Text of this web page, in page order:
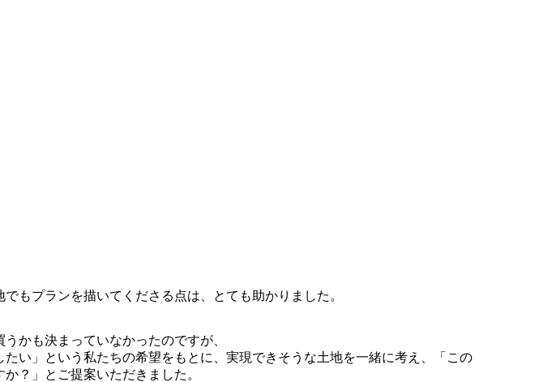
でもプランを描いてくださる点は、とても助かりました。
かも決まっていなかったのですが、
たい」という私たちの希望をもとに、実現できそうな土地を一緒に考え、「この
？」とご提案いただきました。